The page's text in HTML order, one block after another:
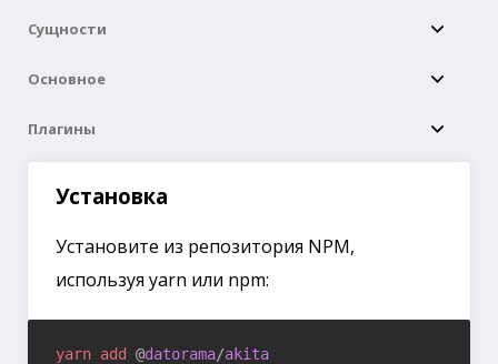
Сущности
Основное
Плагины
Установка
Установите из репозитория NPM,
используя yarn или npm:
yarn add @datorama/akita